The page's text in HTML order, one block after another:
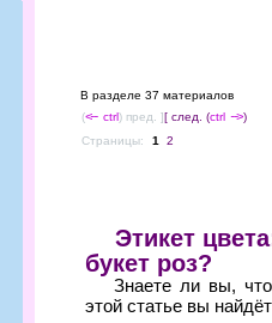
В разделе 37 материалов
(<-- ctrl) пред. ][ след. (ctrl --> )
Страницы:
1 2
Этикет
букет роз?
Знаете ли вы,
этой статье вы